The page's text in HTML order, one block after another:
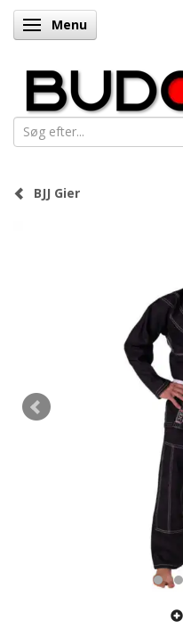
Skifte navigation
Menu
BJJ Gier